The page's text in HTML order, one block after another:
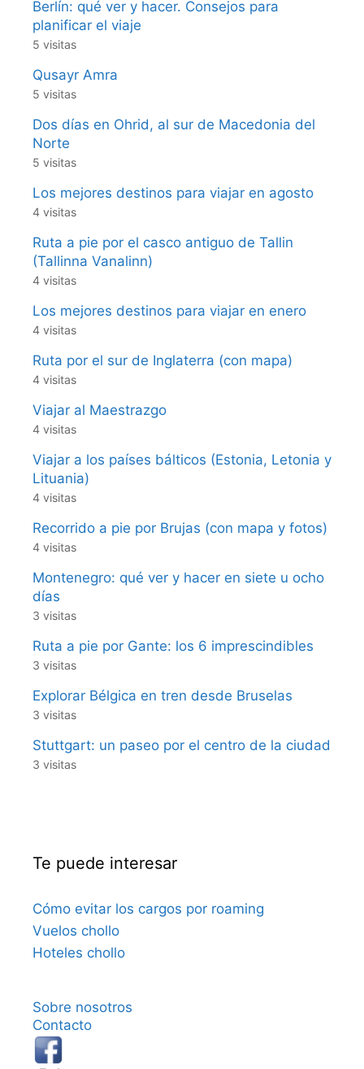
Berlín: qué ver y hacer. Consejos para
planificar el viaje
5 visitas
Qusayr Amra
5 visitas
Dos días en Ohrid, al sur de Macedonia del
Norte
5 visitas
Los mejores destinos para viajar en agosto
4 visitas
Ruta a pie por el casco antiguo de Tallin
(Tallinna Vanalinn)
4 visitas
Los mejores destinos para viajar en enero
4 visitas
Ruta por el sur de Inglaterra (con mapa)
4 visitas
Viajar al Maestrazgo
4 visitas
Viajar a los países bálticos (Estonia, Letonia y
Lituania)
4 visitas
Recorrido a pie por Brujas (con mapa y fotos)
4 visitas
Montenegro: qué ver y hacer en siete u ocho
días
3 visitas
Ruta a pie por Gante: los 6 imprescindibles
3 visitas
Explorar Bélgica en tren desde Bruselas
3 visitas
Stuttgart: un paseo por el centro de la ciudad
3 visitas
Te puede interesar
Cómo evitar los cargos por roaming
Vuelos chollo
Hoteles chollo
Sobre nosotros
Contacto